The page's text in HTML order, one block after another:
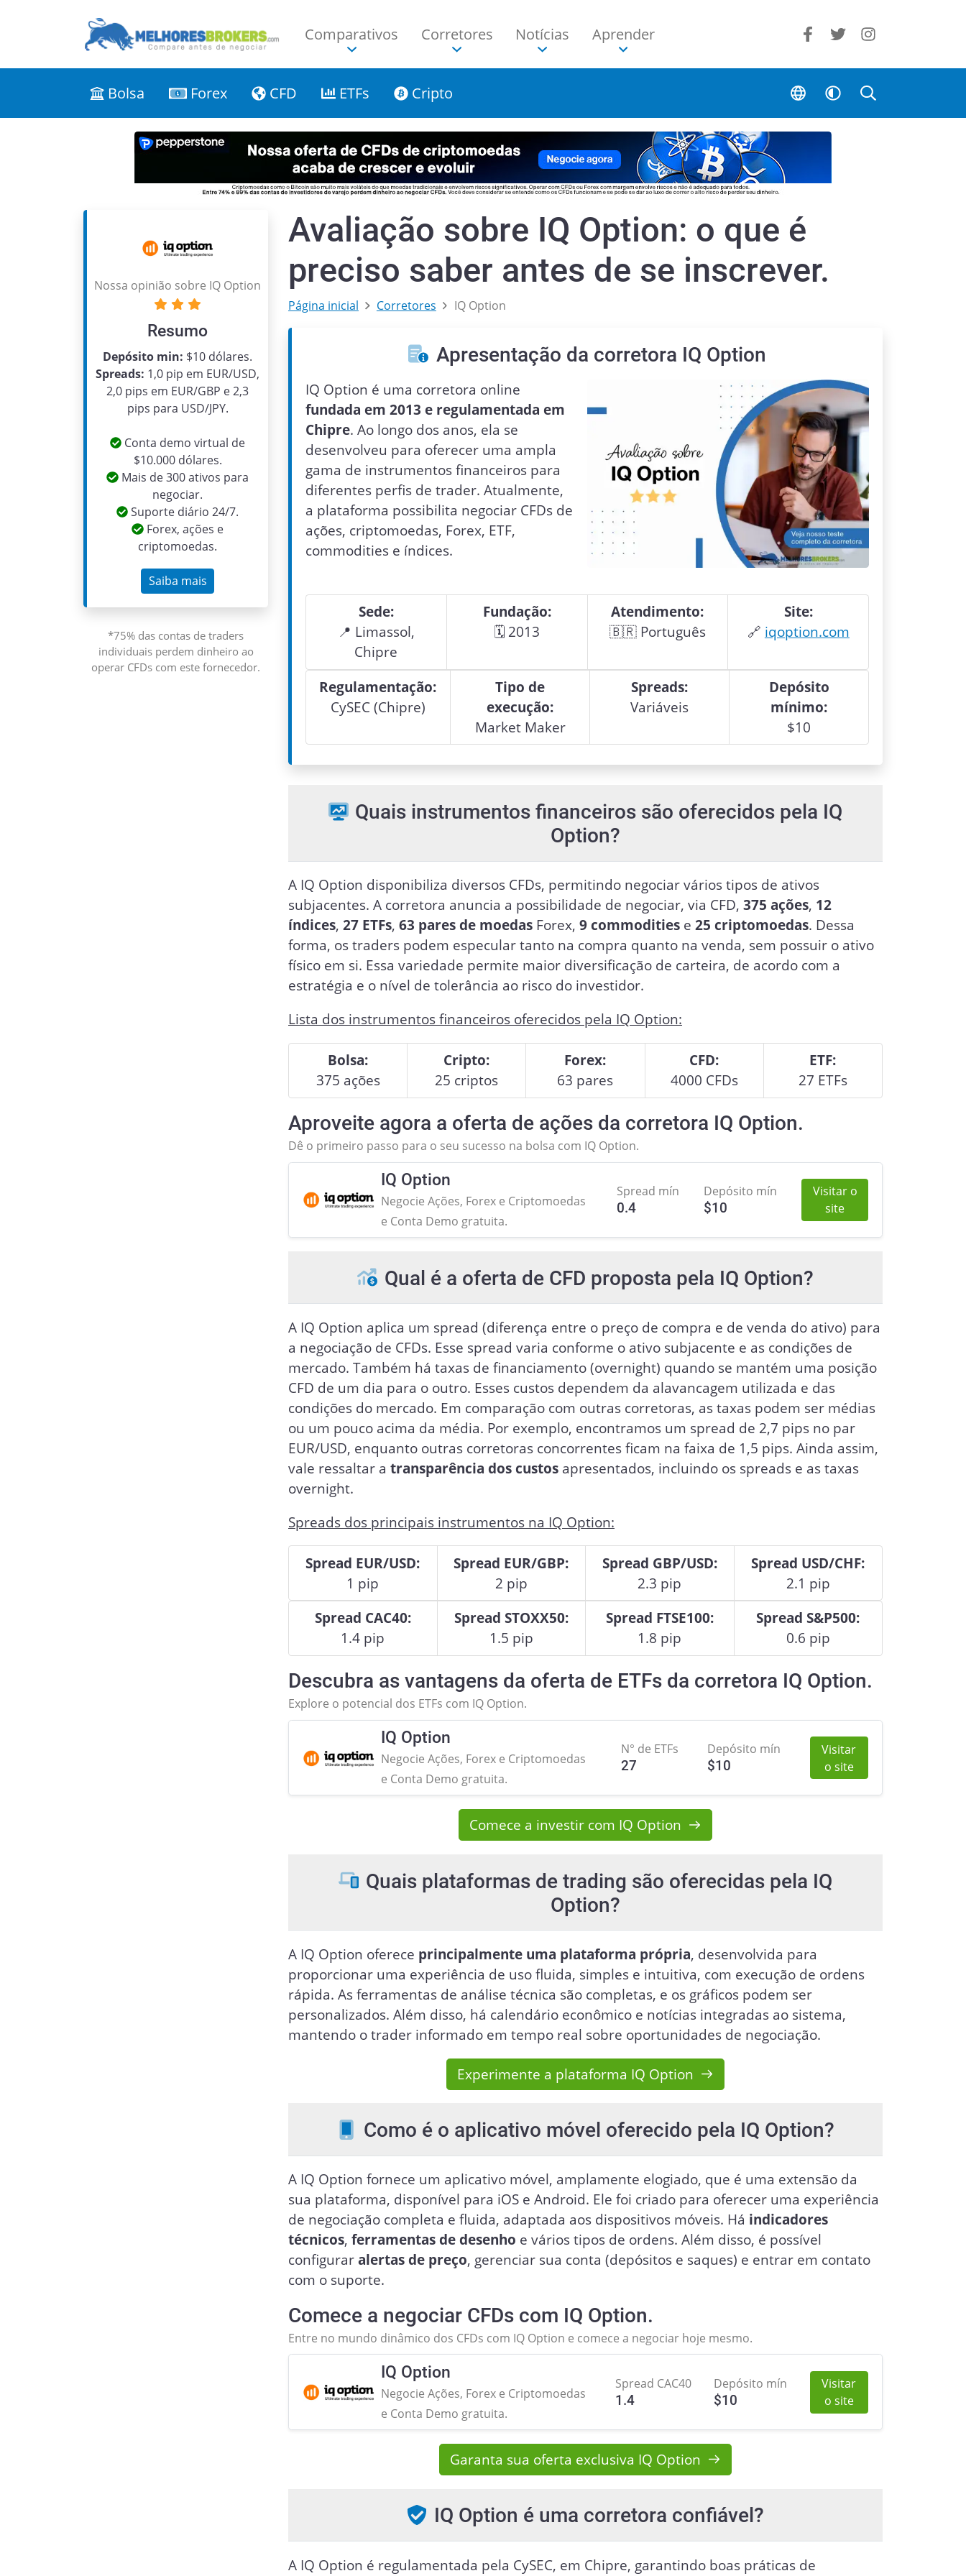
Comparativos Corretores Notícias Aprender
Bolsa Forex CFD ETFs Cripto
Nossa opinião sobre IQ Option
Resumo
Depósito min: $10 dólares.
Spreads: 1,0 pip em EUR/USD,
2,0 pips em EUR/GBP e 2,3
pips para USD/JPY.
Conta demo virtual de
$10.000 dólares.
Mais de 300 ativos para
negociar.
Suporte diário 24/7.
Forex, ações e
criptomoedas.
Saiba mais
*75% das contas de traders
individuais perdem dinheiro ao
operar CFDs com este fornecedor.
Avaliação sobre IQ Option: o que é
preciso saber antes de se inscrever.
Página inicial Corretores IQ Option
Apresentação da corretora IQ Option
IQ Option é uma corretora online
fundada em 2013 e regulamentada em
Chipre. Ao longo dos anos, ela se
desenvolveu para oferecer uma ampla
gama de instrumentos financeiros para
diferentes perfis de trader. Atualmente,
a plataforma possibilita negociar CFDs de
ações, criptomoedas, Forex, ETF,
commodities e índices.
Sede:
📍 Limassol,
Chipre
Fundação:
🗓 2013
Atendimento:
🇧🇷 Português
Site:
🔗 iqoption.com
Regulamentação:
CySEC (Chipre)
Tipo de
execução:
Market Maker
Spreads:
Variáveis
Depósito
mínimo:
$10
Quais instrumentos financeiros são oferecidos pela IQ
Option?
A IQ Option disponibiliza diversos CFDs, permitindo negociar vários tipos de ativos
subjacentes. A corretora anuncia a possibilidade de negociar, via CFD,375 ações, 12
índices,27 ETFs,63 pares de moedas Forex,9 commodities e25 criptomoedas. Dessa
forma, os traders podem especular tanto na compra quanto na venda, sem possuir o ativo
físico em si. Essa variedade permite maior diversificação de carteira, de acordo com a
estratégia e o nível de tolerância ao risco do investidor.
Lista dos instrumentos financeiros oferecidos pela IQ Option:
Bolsa:
375 ações
Cripto:
25 criptos
Forex:
63 pares
CFD:
4000 CFDs
ETF:
27 ETFs
Aproveite agora a oferta de ações da corretora IQ Option.
Dê o primeiro passo para o seu sucesso na bolsa com IQ Option.
IQ Option
Negocie Ações, Forex e Criptomoedas
e Conta Demo gratuita.
Spread mín
0.4
Depósito mín
$10
Visitar o
site
Qual é a oferta de CFD proposta pela IQ Option?
A IQ Option aplica um spread (diferença entre o preço de compra e de venda do ativo) para
a negociação de CFDs. Esse spread varia conforme o ativo subjacente e as condições de
mercado. Também há taxas de financiamento (overnight) quando se mantém uma posição
CFD de um dia para o outro. Esses custos dependem da alavancagem utilizada e das
condições do mercado. Em comparação com outras corretoras, as taxas podem ser médias
ou um pouco acima da média. Por exemplo, encontramos um spread de 2,7 pips no par
EUR/USD, enquanto outras corretoras concorrentes ficam na faixa de 1,5 pips. Ainda assim,
vale ressaltar atransparência dos custos apresentados, incluindo os spreads e as taxas
overnight.
Spreads dos principais instrumentos na IQ Option:
Spread EUR/USD:
1 pip
Spread EUR/GBP:
2 pip
Spread GBP/USD:
2.3 pip
Spread USD/CHF:
2.1 pip
Spread CAC40:
1.4 pip
Spread STOXX50:
1.5 pip
Spread FTSE100:
1.8 pip
Spread S&P500:
0.6 pip
Descubra as vantagens da oferta de ETFs da corretora IQ Option.
Explore o potencial dos ETFs com IQ Option.
IQ Option
Negocie Ações, Forex e Criptomoedas
e Conta Demo gratuita.
N° de ETFs
27
Depósito mín
$10
Visitar
o site
Comece a investir com IQ Option
Quais plataformas de trading são oferecidas pela IQ
Option?
A IQ Option oferece principalmente uma plataforma própria, desenvolvida para
proporcionar uma experiência de uso fluida, simples e intuitiva, com execução de ordens
rápida. As ferramentas de análise técnica são completas, e os gráficos podem ser
personalizados. Além disso, há calendário econômico e notícias integradas ao sistema,
mantendo o trader informado em tempo real sobre oportunidades de negociação.
Experimente a plataforma IQ Option
Como é o aplicativo móvel oferecido pela IQ Option?
A IQ Option fornece um aplicativo móvel, amplamente elogiado, que é uma extensão da
sua plataforma, disponível para iOS e Android. Ele foi criado para oferecer uma experiência
de negociação completa e fluida, adaptada aos dispositivos móveis. Há indicadores
técnicos,ferramentas de desenho e vários tipos de ordens. Além disso, é possível
configuraralertas de preço, gerenciar sua conta (depósitos e saques) e entrar em contato
com o suporte.
Comece a negociar CFDs com IQ Option.
Entre no mundo dinâmico dos CFDs com IQ Option e comece a negociar hoje mesmo.
IQ Option
Negocie Ações, Forex e Criptomoedas
e Conta Demo gratuita.
Spread CAC40
1.4
Depósito mín
$10
Visitar
o site
Garanta sua oferta exclusiva IQ Option
IQ Option é uma corretora confiável?
A IQ Option é regulamentada pela CySEC, em Chipre, garantindo boas práticas de